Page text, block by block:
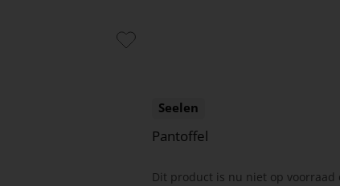
Seelen
Pantoffel
Dit product is nu niet op voorraad